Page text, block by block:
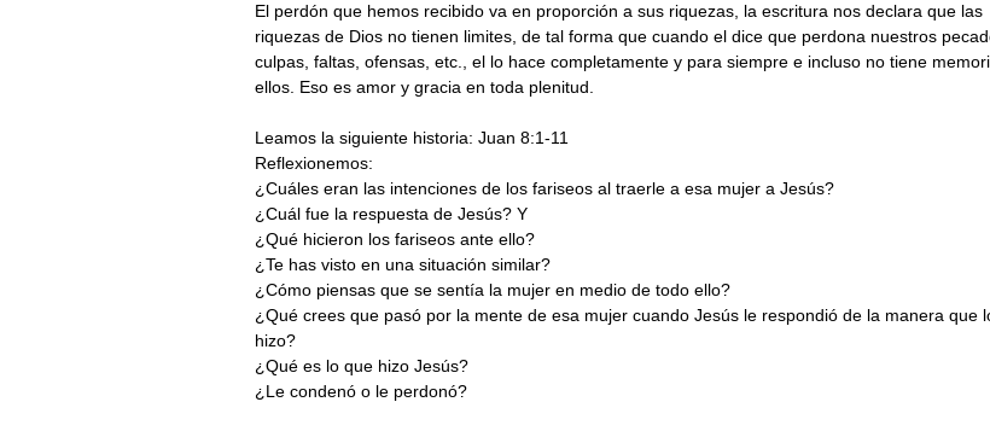
El perdón que hemos recibido va en proporción a sus riquezas, la escritura nos declara que las
riquezas de Dios no tienen limites, de tal forma que cuando el dice que perdona nuestros
culpas, faltas, ofensas, etc., el lo hace completamente y para siempre e incluso no tiene
ellos. Eso es amor y gracia en toda plenitud.
Leamos la siguiente historia: Juan 8:1-11
Reflexionemos:
¿Cuáles eran las intenciones de los fariseos al traerle a esa mujer a Jesús?
¿Cuál fue la respuesta de Jesús? Y
¿Qué hicieron los fariseos ante ello?
¿Te has visto en una situación similar?
¿Cómo piensas que se sentía la mujer en medio de todo ello?
¿Qué crees que pasó por la mente de esa mujer cuando Jesús le respondió de la manera que
hizo?
¿Qué es lo que hizo Jesús?
¿Le condenó o le perdonó?